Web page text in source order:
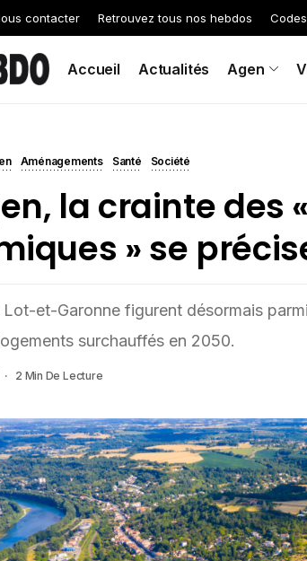
contacter Retrouvez tous nos hebdos
Accueil Actualités Agen
Aménagements Santé Société
la crainte des
» se
et-Garonne figurent désormais
surchauffés en 2050.
2 Min De Lecture